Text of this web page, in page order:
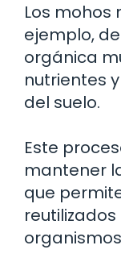
Los mohos
ejemplo,
orgánica
nutrientes
del suelo.
Este
mantener
que